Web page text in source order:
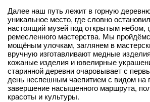
Далее наш путь лежит в горную
уникальное место, где словно
настоящий музей под открытым небом,
ремесленного мастерства. Мы
мощёным улочкам, заглянем в
вручную изготавливают медные
кожаные изделия и ювелирные
старинной деревни очаровывает с
день неспешным чаепитием с видом
завершение насыщенного маршрута,
красоты и культуры.